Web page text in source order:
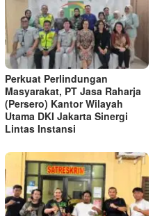
Perkuat Perlindungan
Masyarakat, PT Jasa Raharja
(Persero) Kantor Wilayah
Utama DKI Jakarta Sinergi
Lintas Instansi